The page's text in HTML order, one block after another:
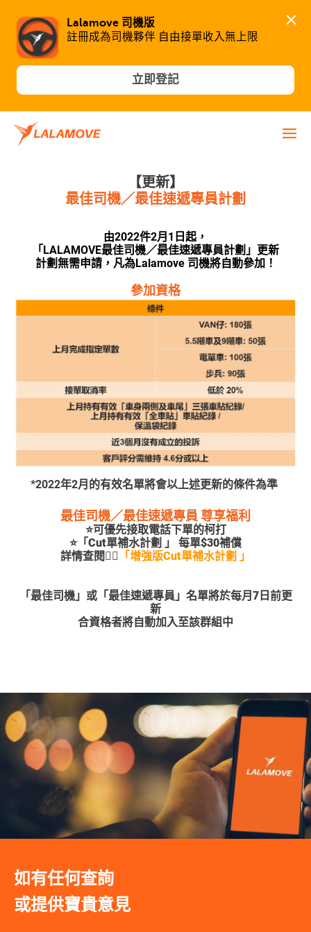
Lalamove 司機版
註冊成為司機夥伴 自由接單收入無上限
立即登記
【更新】
最佳司機／最佳速遞專員計劃
由2022件2月1日起，
「LALAMOVE最佳司機／最佳速遞專員計劃」更新
計劃無需申請，凡為Lalamove 司機將自動參加！
參加資格
*2022年2月的有效名單將會以上述更新的條件為準
最佳司機／最佳速遞專員 尊享福利
⭐可優先接取電話下單的柯打
⭐「Cut單補水計劃 」 每單$30補償
詳情查閱👉🏻
「增強版Cut單補水計劃 」
「最佳司機」或「最佳速遞專員」名單將於每月7日前更
新
合資格者將自動加入至該群組中
如有任何查詢
或提供寶貴意見